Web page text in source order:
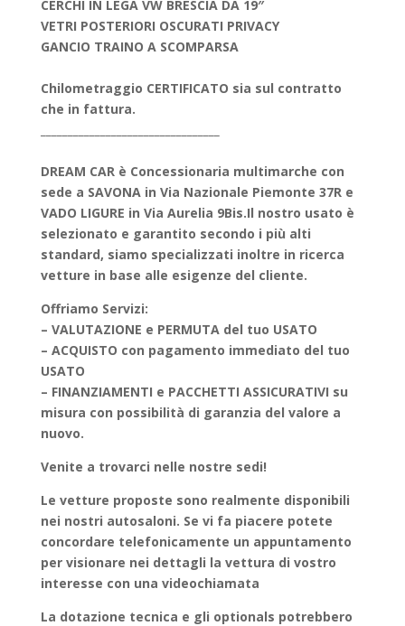
CERCHI IN LEGA VW BRESCIA DA 19″
VETRI POSTERIORI OSCURATI PRIVACY
GANCIO TRAINO A SCOMPARSA
Chilometraggio CERTIFICATO sia sul contratto
che in fattura.
DREAM CAR è Concessionaria multimarche con
sede a SAVONA in Via Nazionale Piemonte 37R e
VADO LIGURE in Via Aurelia 9Bis.Il nostro usato è
selezionato e garantito secondo i più alti
standard, siamo specializzati inoltre in ricerca
vetture in base alle esigenze del cliente.
Offriamo Servizi:
– VALUTAZIONE e PERMUTA del tuo USATO
– ACQUISTO con pagamento immediato del tuo
USATO
– FINANZIAMENTI e PACCHETTI ASSICURATIVI su
misura con possibilità di garanzia del valore a
nuovo.
Venite a trovarci nelle nostre sedi!
Le vetture proposte sono realmente disponibili
nei nostri autosaloni. Se vi fa piacere potete
concordare telefonicamente un appuntamento
per visionare nei dettagli la vettura di vostro
interesse con una videochiamata
La dotazione tecnica e gli optionals potrebbero